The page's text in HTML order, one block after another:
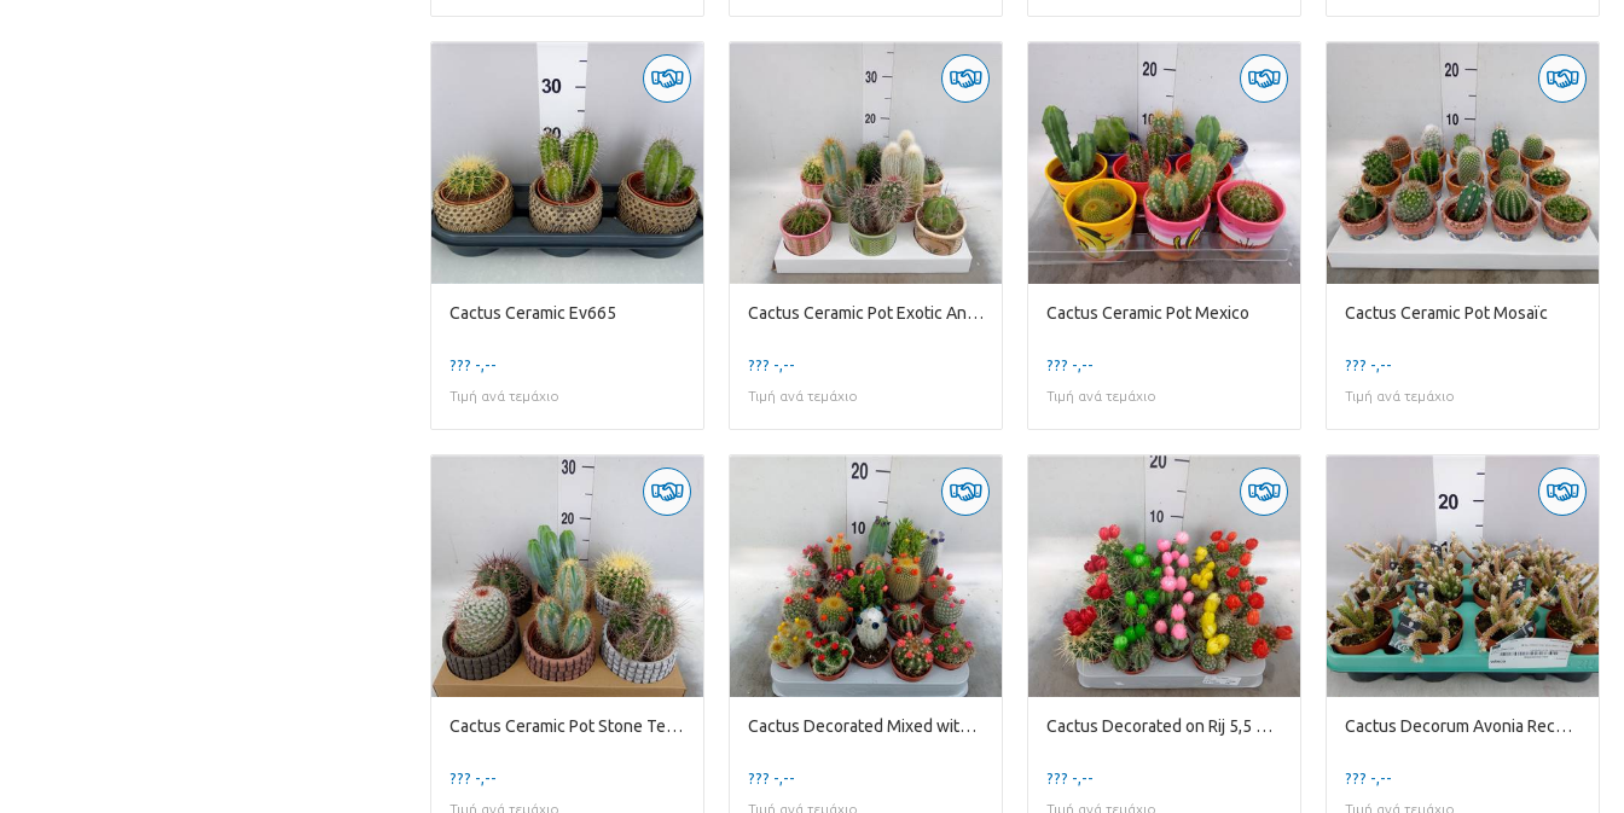
Cactus Ceramic Ev665
??? -,--
Τιμή ανά τεμάχιο
Cactus Ceramic Pot Exotic Animals
??? -,--
Τιμή ανά τεμάχιο
Cactus Ceramic Pot Mexico
??? -,--
Τιμή ανά τεμάχιο
Cactus Ceramic Pot Mosaïc
??? -,--
Τιμή ανά τεμάχιο
Cactus Ceramic Pot Stone Texture
??? -,--
Τιμή ανά τεμάχιο
Cactus Decorated Mixed with Kleine Strobloemen
??? -,--
Τιμή ανά τεμάχιο
Cactus Decorated on Rij 5,5 Cm with 3 Plakbloemen
??? -,--
Τιμή ανά τεμάχιο
Cactus Decorum Avonia Recurvata
??? -,--
Τιμή ανά τεμάχιο